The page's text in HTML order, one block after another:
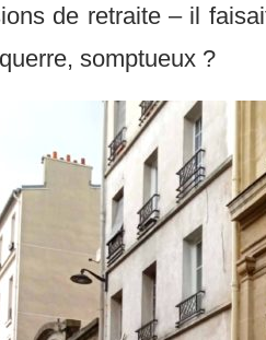
de retraite – il
somptueux ?